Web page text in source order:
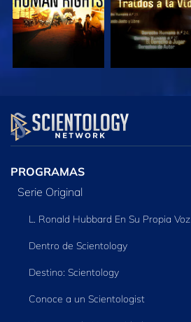
VE
PROGRAMAS
Serie Original
L. Ronald Hubbard En Su Propia Voz
Dentro de Scientology
Destino: Scientology
Conoce a un Scientologist